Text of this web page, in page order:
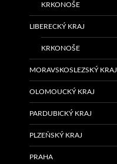
KRKONOŠE
LIBERECKÝ KRAJ
KRKONOŠE
MORAVSKOSLEZSKÝ KRAJ
OLOMOUCKÝ KRAJ
PARDUBICKÝ KRAJ
PLZEŇSKÝ KRAJ
PRAHA